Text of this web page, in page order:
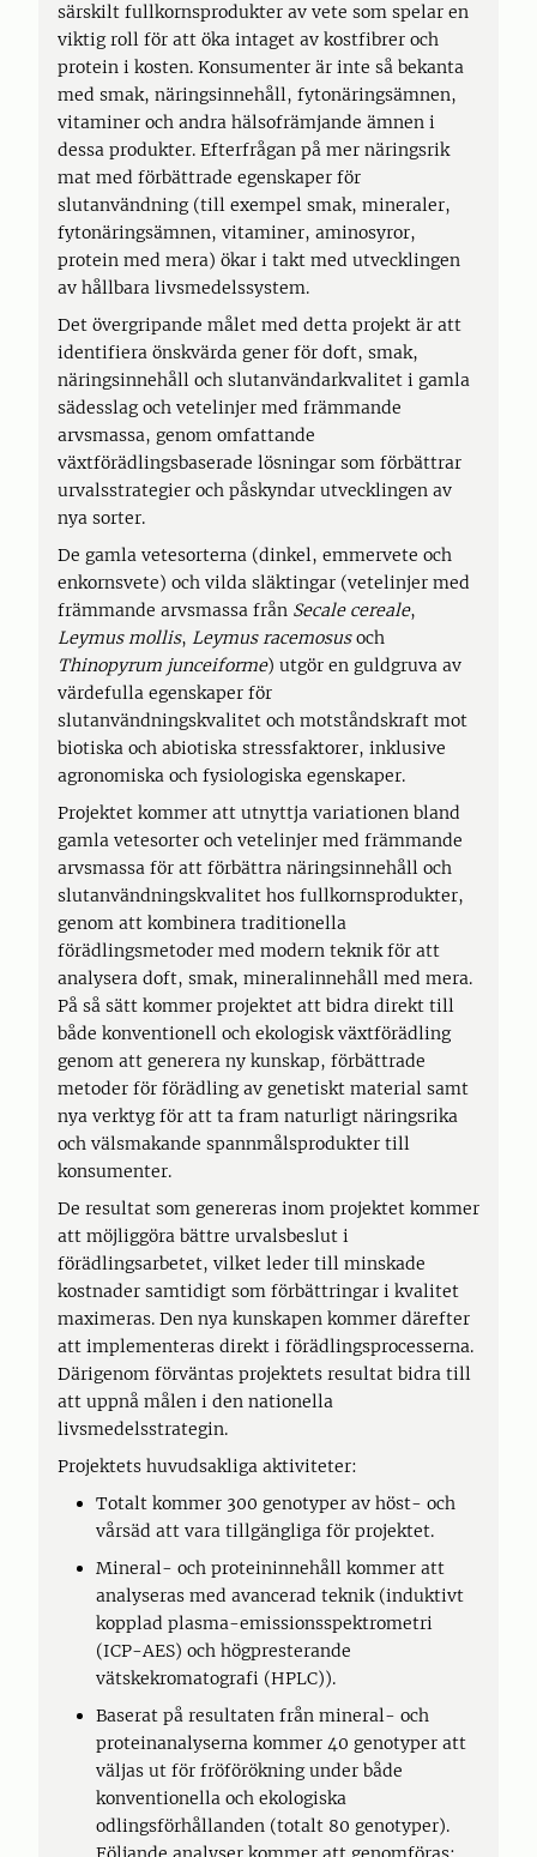
särskilt fullkornsprodukter av vete som spelar en
viktig roll för att öka intaget av kostfibrer och
protein i kosten. Konsumenter är inte så bekanta
med smak, näringsinnehåll, fytonäringsämnen,
vitaminer och andra hälsofrämjande ämnen i
dessa produkter. Efterfrågan på mer näringsrik
mat med förbättrade egenskaper för
slutanvändning (till exempel smak, mineraler,
fytonäringsämnen, vitaminer, aminosyror,
protein med mera) ökar i takt med utvecklingen
av hållbara livsmedelssystem.
Det övergripande målet med detta projekt är att
identifiera önskvärda gener för doft, smak,
näringsinnehåll och slutanvändarkvalitet i gamla
sädesslag och vetelinjer med främmande
arvsmassa, genom omfattande
växtförädlingsbaserade lösningar som förbättrar
urvalsstrategier och påskyndar utvecklingen av
nya sorter.
De gamla vetesorterna (dinkel, emmervete och
enkornsvete) och vilda släktingar (vetelinjer med
främmande arvsmassa från Secale cereale,
Leymus mollis, Leymus racemosusoch
Thinopyrum junceiforme) utgör en guldgruva av
värdefulla egenskaper för
slutanvändningskvalitet och motståndskraft mot
biotiska och abiotiska stressfaktorer, inklusive
agronomiska och fysiologiska egenskaper.
Projektet kommer att utnyttja variationen bland
gamla vetesorter och vetelinjer med främmande
arvsmassa för att förbättra näringsinnehåll och
slutanvändningskvalitet hos fullkornsprodukter,
genom att kombinera traditionella
förädlingsmetoder med modern teknik för att
analysera doft, smak, mineralinnehåll med mera.
På så sätt kommer projektet att bidra direkt till
både konventionell och ekologisk växtförädling
genom att generera ny kunskap, förbättrade
metoder för förädling av genetiskt material samt
nya verktyg för att ta fram naturligt näringsrika
och välsmakande spannmålsprodukter till
konsumenter.
De resultat som genereras inom projektet kommer
att möjliggöra bättre urvalsbeslut i
förädlingsarbetet, vilket leder till minskade
kostnader samtidigt som förbättringar i kvalitet
maximeras. Den nya kunskapen kommer därefter
att implementeras direkt i förädlingsprocesserna.
Därigenom förväntas projektets resultat bidra till
att uppnå målen i den nationella
livsmedelsstrategin.
Projektets huvudsakliga aktiviteter:
Totalt kommer 300 genotyper av höst- och
vårsäd att vara tillgängliga för projektet.
Mineral- och proteininnehåll kommer att
analyseras med avancerad teknik (induktivt
kopplad plasma-emissionsspektrometri
(ICP-AES) och högpresterande
vätskekromatografi (HPLC)).
Baserat på resultaten från mineral- och
proteinanalyserna kommer 40 genotyper att
väljas ut för fröförökning under både
konventionella och ekologiska
odlingsförhållanden (totalt 80 genotyper).